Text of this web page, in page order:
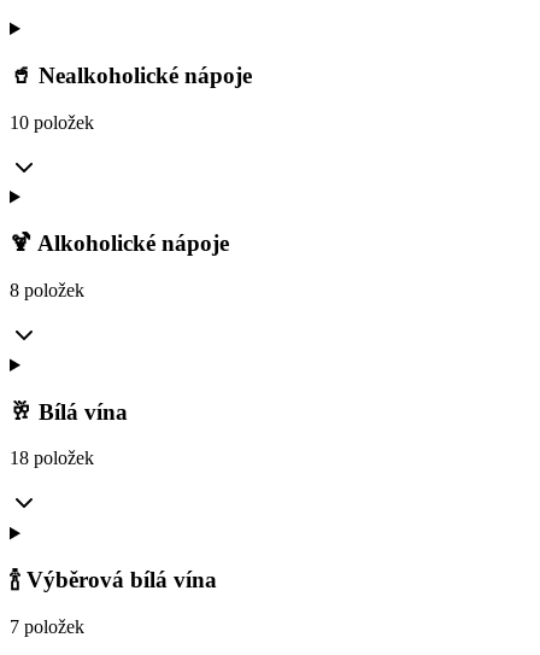
🥤 Nealkoholické nápoje
10 položek
🍹 Alkoholické nápoje
8 položek
🥂 Bílá vína
18 položek
🍾 Výběrová bílá vína
7 položek